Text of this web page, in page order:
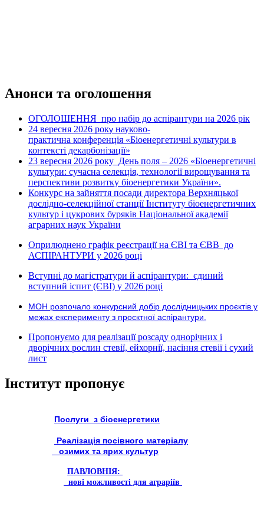
Анонси та оголошення
ОГОЛОШЕННЯ про набір до аспірантури на 2026 рік
24 вересня 2026 року науково-
практична конференція «Біоенергетичні культури в
контексті декарбонізації»
23 вересня 2026 року День поля – 2026 «Біоенергетичні
культури: сучасна селекція, технології вирощування та
перспективи розвитку біоенергетики України».
Конкурс на зайняття посади директора Верхняцької
дослідно-селекційної станції Інституту біоенергетичних
культур і цукрових буряків Національної академії
аграрних наук України
Оприлюднено графік реєстрації на ЄВІ та ЄВВ до
АСПІРАНТУРИ у 2026 році
Вступні до магістратури й аспірантури: єдиний
вступний іспит (ЄВІ) у 2026 році
МОН розпочало конкурсний добір дослідницьких проєктів у
межах експерименту з проєктної аспірантури.
Пропонуємо для реалізації розсаду однорічних і
дворічних рослин стевії, ейхорнії, насіння стевії і сухий
лист
Інститут пропонує
Послуги з біоенергетики
Реалізація посівного матеріалу
озимих та ярих культур
ПАВЛОВНІЯ:
нові можливості для аграріїв